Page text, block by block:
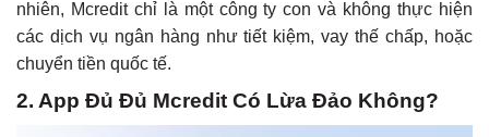
nhiên, Mcredit chỉ là một công ty con và không thực hiện
các dịch vụ ngân hàng như tiết kiệm, vay thế chấp, hoặc
chuyển tiền quốc tế.
2. App Đủ Đủ Mcredit Có Lừa Đảo Không?